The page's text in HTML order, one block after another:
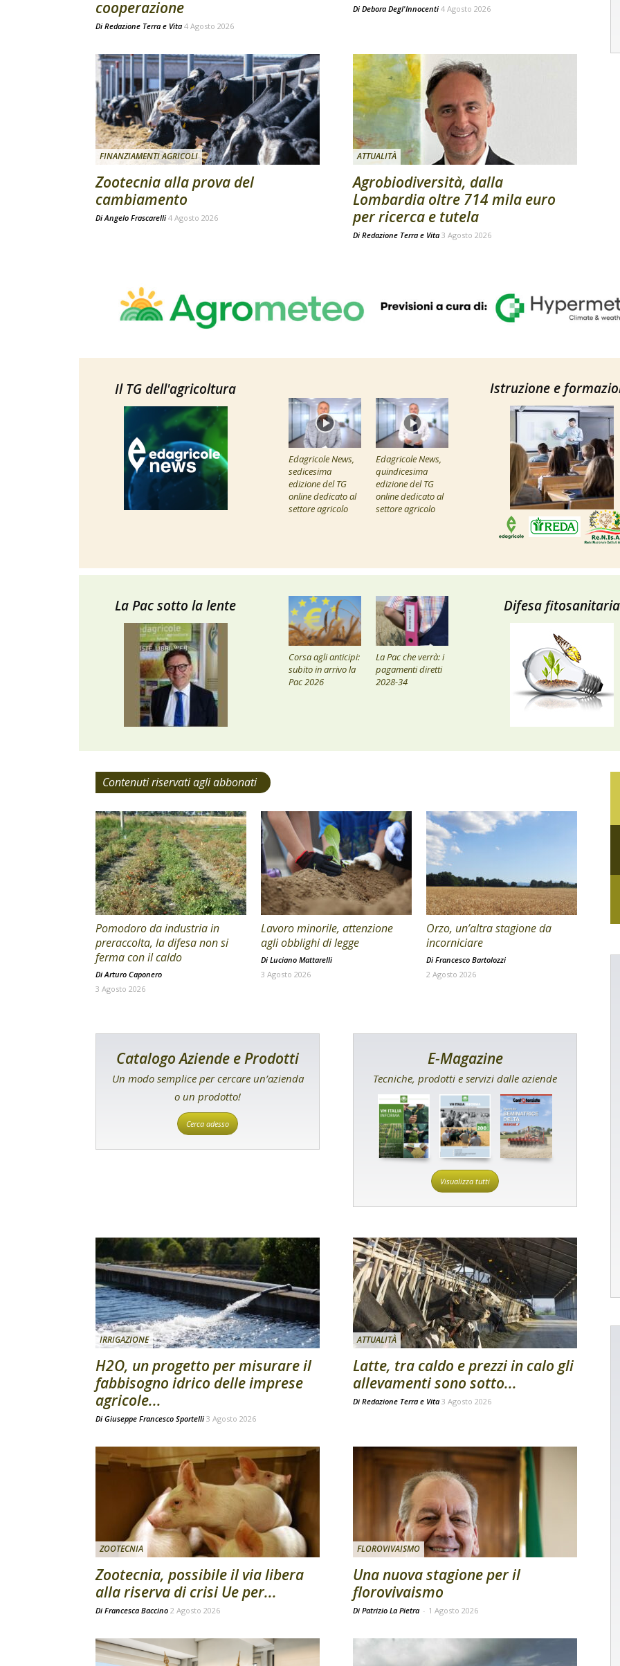
cooperazione
Di Redazione Terra e Vita 4 Agosto 2026
Di Debora Degl'Innocenti 4 Agosto 2026
FINANZIAMENTI AGRICOLI
Zootecnia alla prova del
cambiamento
Di Angelo Frascarelli 4 Agosto 2026
ATTUALITÀ
Agrobiodiversità, dalla
Lombardia oltre 714 mila euro
per ricerca e tutela
Di Redazione Terra e Vita 3 Agosto 2026
Il TG dell'agricoltura
Edagricole News,
sedicesima
edizione del TG
online dedicato al
settore agricolo
Edagricole News,
quindicesima
edizione del TG
online dedicato al
settore agricolo
Istruzione e
La Pac sotto la lente
Corsa agli anticipi:
subito in arrivo la
Pac 2026
La Pac che verrà: i
pagamenti diretti
2028-34
Difesa fitosanitaria
Contenuti riservati agli abbonati
Pomodoro da industria in
preraccolta, la difesa non si
ferma con il caldo
Di Arturo Caponero
3 Agosto 2026
Lavoro minorile, attenzione
agli obblighi di legge
Di Luciano Mattarelli
3 Agosto 2026
Orzo, un’altra stagione da
incorniciare
Di Francesco Bartolozzi
2 Agosto 2026
Catalogo Aziende e Prodotti
Un modo semplice per cercare un’azienda
o un prodotto!
Cerca adesso
E-Magazine
Tecniche, prodotti e servizi dalle aziende
Visualizza tutti
IRRIGAZIONE
H2O, un progetto per misurare il
fabbisogno idrico delle imprese
agricole...
Di Giuseppe Francesco Sportelli 3 Agosto 2026
ATTUALITÀ
Latte, tra caldo e prezzi in calo gli
allevamenti sono sotto...
Di Redazione Terra e Vita 3 Agosto 2026
ZOOTECNIA
Zootecnia, possibile il via libera
alla riserva di crisi Ue per...
Di Francesca Baccino 2 Agosto 2026
FLOROVIVAISMO
Una nuova stagione per il
florovivaismo
Di Patrizio La Pietra - 1 Agosto 2026